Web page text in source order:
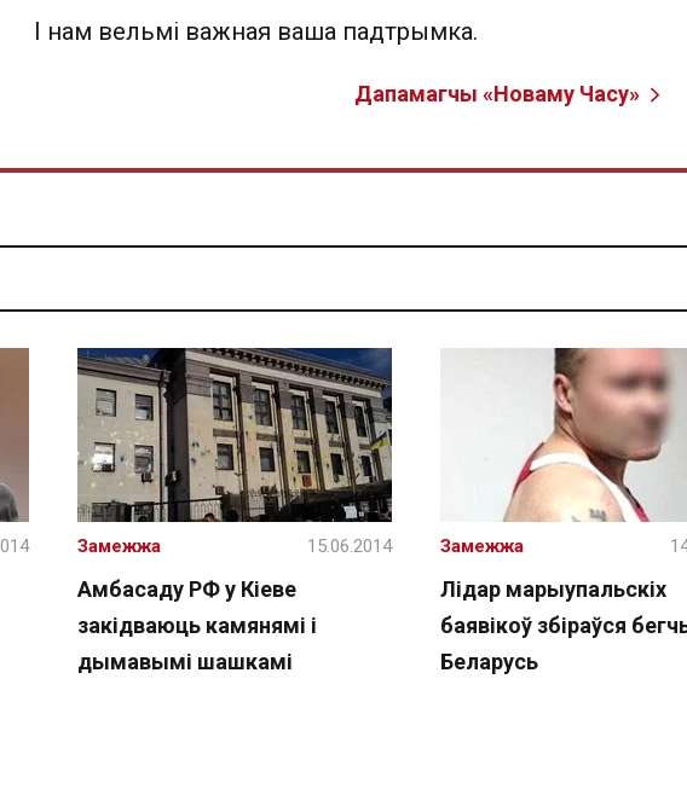
І нам вельмі важная ваша падтрымка.
Дапамагчы «Новаму Часу»
Амбасаду РФ у Кіеве
закідваюць камянямі і
дымавымі шашкамі
Замежжа 15.06.2014
Лідар марыупальскіх
баявікоў збіраўся
Беларусь
Замежжа